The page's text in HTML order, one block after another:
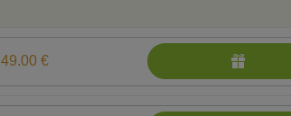
49.00 €